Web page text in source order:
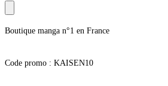
Boutique manga n°1 en France
Code promo : KAISEN10